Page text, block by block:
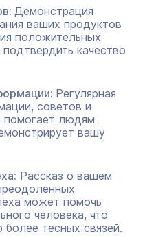
Демонстрация
ваших продуктов
положительных
качество
Регулярная
советов и
помогает людям
вашу
Рассказ о вашем
может помочь
человека, что
тесных связей.